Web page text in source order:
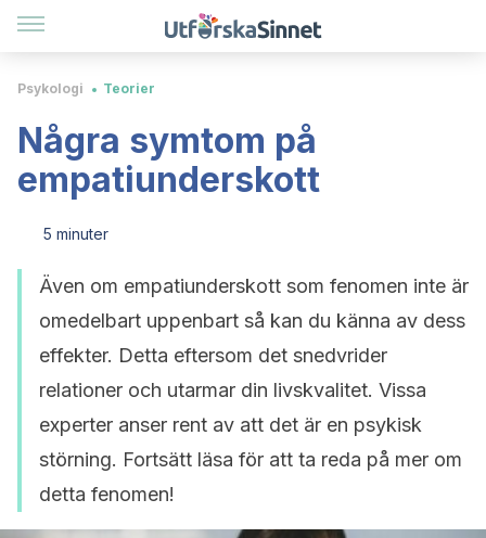
Psykologi Teorier
Några symtom på
empatiunderskott
5 minuter
Även om empatiunderskott som fenomen inte är
omedelbart uppenbart så kan du känna av dess
effekter. Detta eftersom det snedvrider
relationer och utarmar din livskvalitet. Vissa
experter anser rent av att det är en psykisk
störning. Fortsätt läsa för att ta reda på mer om
detta fenomen!